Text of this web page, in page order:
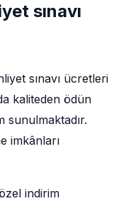
sınavı
sınavı ücretleri
kaliteden ödün
sunulmaktadır.
imkânları
indirim